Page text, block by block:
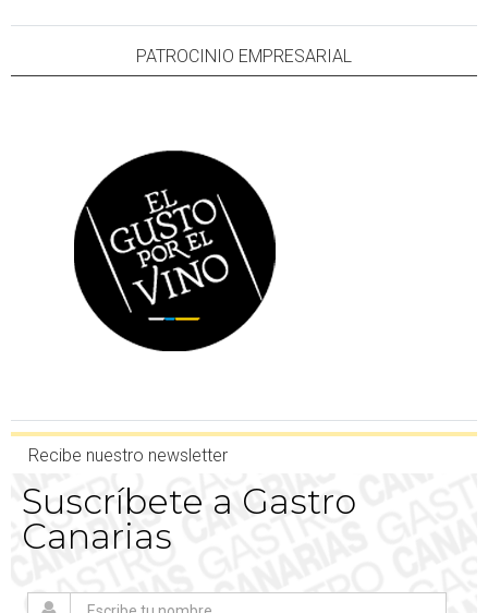
PATROCINIO EMPRESARIAL
Recibe nuestro newsletter
Suscríbete a Gastro
Canarias